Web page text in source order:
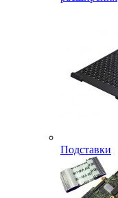
Подставки